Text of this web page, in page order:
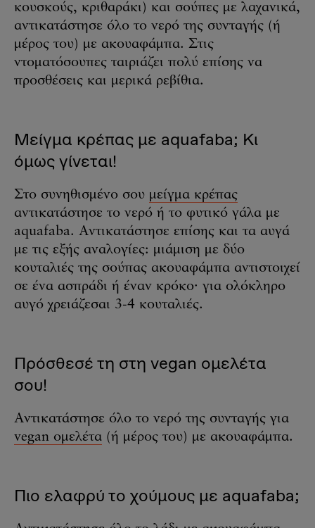
κουσκούς, κριθαράκι) και σούπες με λαχανικά,
αντικατάστησε όλο το νερό της συνταγής (ή
μέρος του) με ακουαφάμπα. Στις
ντοματόσουπες ταιριάζει πολύ επίσης να
προσθέσεις και μερικά ρεβίθια.
Μείγμα κρέπας με aquafaba; Κι
όμως γίνεται!
Στο συνηθισμένο σου μείγμα κρέπας
αντικατάστησε το νερό ή το φυτικό γάλα με
aquafaba. Αντικατάστησε επίσης και τα αυγά
με τις εξής αναλογίες: μιάμιση με δύο
κουταλιές της σούπας ακουαφάμπα αντιστοιχεί
σε ένα ασπράδι ή έναν κρόκο· για ολόκληρο
αυγό χρειάζεσαι 3-4 κουταλιές.
Πρόσθεσέ τη στη vegan ομελέτα
σου!
Αντικατάστησε όλο το νερό της συνταγής για
vegan ομελέτα (ή μέρος του) με ακουαφάμπα.
Πιο ελαφρύ το χούμους με aquafaba;